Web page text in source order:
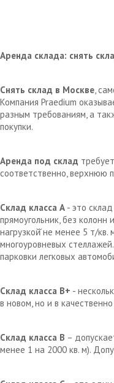
Аренда склада: снять
Снять склад в Москве,
Компания Praedium
разным требованиям, а
покупки.
Аренда под склад
соответственно, верхнюю
Склад класса А - это
прямоугольник, без
нагрузкой̆ не менее 5 т/кв.
многоуровневых
парковки легковых
Склад класса В+ -
в новом, но и в
Склад класса В –
менее 1 на 2000 кв. м).